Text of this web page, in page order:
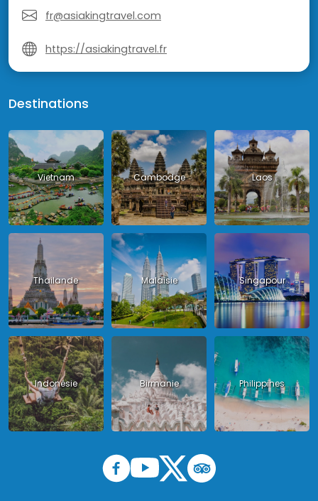
fr@asiakingtravel.com
https://asiakingtravel.fr
Destinations
Vietnam Cambodge Laos
Thailande Malaisie Singapour
Indonésie Birmanie Philippines